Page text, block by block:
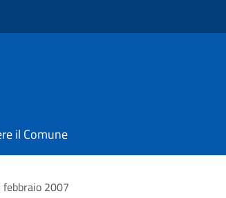
il Comune
2007